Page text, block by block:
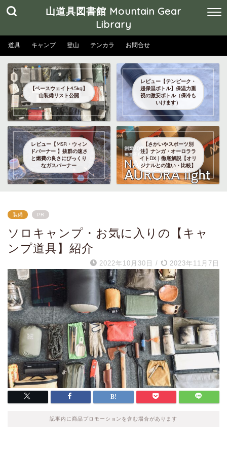
山道具図書館 Mountain Gear
Library
道具 キャンプ 登山 テンカラ お問合せ
【ベースウェイト4.5kg】
山装備リスト公開
レビュー【テンピーク・
超保温ボトル】保温力重
視の激安ボトル（保冷も
いけます）
レビュー【MSR・ウィン
ドバーナー 】抜群の速さ
と燃費の良さにびっくり
なガスバーナー
【さかいやスポーツ別
注】ナンガ・オーロララ
イトDX｜徹底解説【オリ
ジナルとの違い・比較】
装備 PR
ソロキャンプ・お気に入りの【キャ
ンプ道具】紹介
2022年10月30日 / 2023年11月7日
記事内に商品プロモーションを含む場合があります